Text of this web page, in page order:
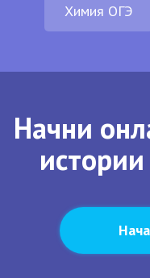
Химия ОГЭ
Начни